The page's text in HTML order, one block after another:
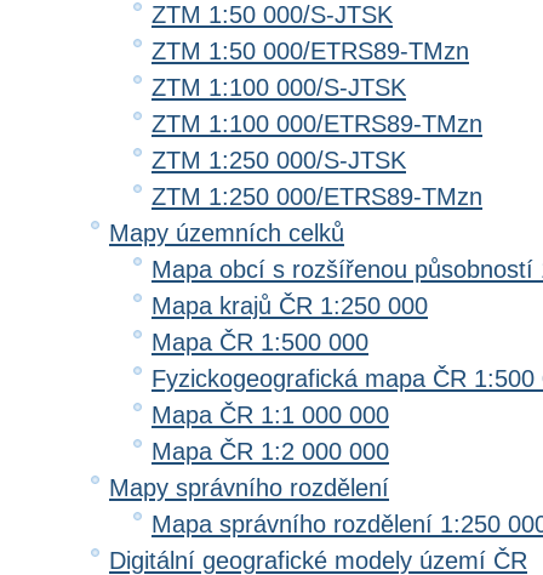
ZTM 1:50 000/S-JTSK
ZTM 1:50 000/ETRS89-TMzn
ZTM 1:100 000/S-JTSK
ZTM 1:100 000/ETRS89-TMzn
ZTM 1:250 000/S-JTSK
ZTM 1:250 000/ETRS89-TMzn
Mapy územních celků
Mapa obcí s rozšířenou působností
Mapa krajů ČR 1:250 000
Mapa ČR 1:500 000
Fyzickogeografická mapa ČR 1:500
Mapa ČR 1:1 000 000
Mapa ČR 1:2 000 000
Mapy správního rozdělení
Mapa správního rozdělení 1:250
Digitální geografické modely území ČR